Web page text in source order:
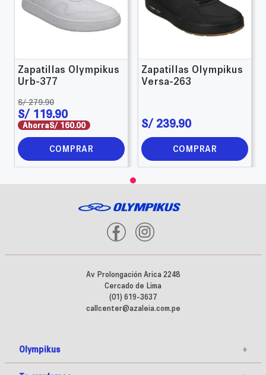
Zapatillas Olympikus
Urb-377
S/ 279.90
S/ 119.90
AhorraS/ 160.00
COMPRAR
Zapatillas Olympikus
Versa-263
S/ 239.90
COMPRAR
Av Prolongación Arica 2248
Cercado de Lima
(01) 619-3637
callcenter@azaleia.com.pe
Olympikus +